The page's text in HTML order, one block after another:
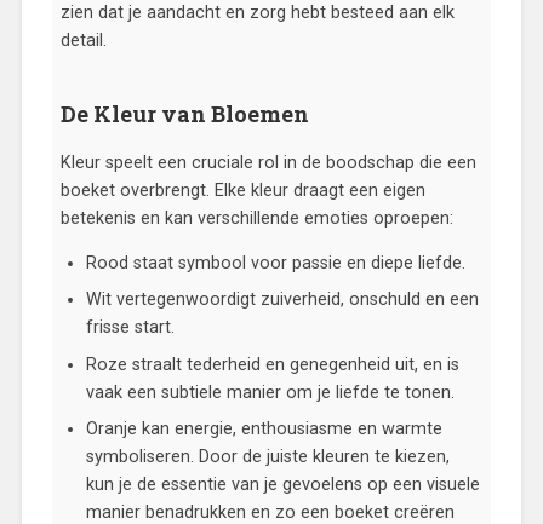
zien dat je aandacht en zorg hebt besteed aan elk
detail.
De Kleur van Bloemen
Kleur speelt een cruciale rol in de boodschap die een
boeket overbrengt. Elke kleur draagt een eigen
betekenis en kan verschillende emoties oproepen:
Rood staat symbool voor passie en diepe liefde.
Wit vertegenwoordigt zuiverheid, onschuld en een
frisse start.
Roze straalt tederheid en genegenheid uit, en is
vaak een subtiele manier om je liefde te tonen.
Oranje kan energie, enthousiasme en warmte
symboliseren. Door de juiste kleuren te kiezen,
kun je de essentie van je gevoelens op een visuele
manier benadrukken en zo een boeket creëren